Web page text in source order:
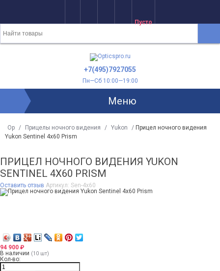
Пусто
+7(495)7927055
Пн—Сб 10:00—19:00
Меню
Op / Прицелы ночного видения / Yukon / Прицел ночного видения
Yukon Sentinel 4x60 Prism
ПРИЦЕЛ НОЧНОГО ВИДЕНИЯ YUKON
SENTINEL 4X60 PRISM
Оставить отзыв Артикул: Sen-4x60
94 900 ₽
В наличии (10 шт)
Кол-во: